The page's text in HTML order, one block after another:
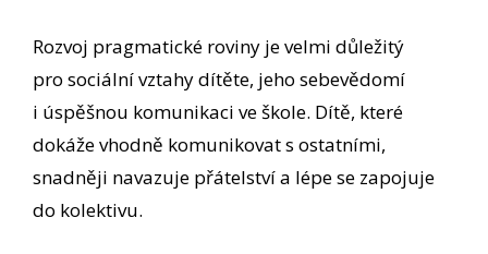
Rozvoj pragmatické roviny je velmi důležitý
pro sociální vztahy dítěte, jeho sebevědomí
i úspěšnou komunikaci ve škole. Dítě, které
dokáže vhodně komunikovat s ostatními,
snadněji navazuje přátelství a lépe se zapojuje
do kolektivu.